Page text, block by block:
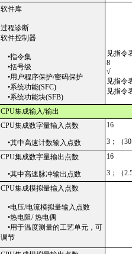
软件库
过程诊断
软件控制器
•指令集
•括号级
•用户程序保护/密码保护
•系统功能(SFC)
•系统功能块(SFB)
见指令
8
√
见指令
见指令
CPU集成输入/输出
CPU集成数字量输入点数
•其中高速计数输入点数
16
3；（
CPU集成数字量输出点数
•其中高速脉冲输出点数
16
3；（
CPU集成模拟量输入点数
•电压/电流模拟量输入点数
•热电阻/ 热电偶
•用于温度测量的工艺单元，可
调节